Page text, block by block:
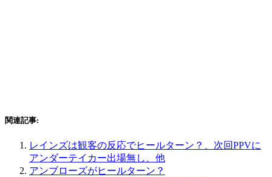
関連記事:
レインズは観客の反応でヒールターン？、次回PPVに
アンダーテイカー出場無し、他
アンブローズがヒールターン？